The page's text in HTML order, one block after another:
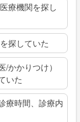
療機関を探し
探していた
かかりつけ）
いた
療時間、診療内